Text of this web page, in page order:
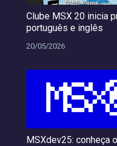
Clube MSX 20 inicia
português e inglês
20/05/2026
MSXdev25: conheça